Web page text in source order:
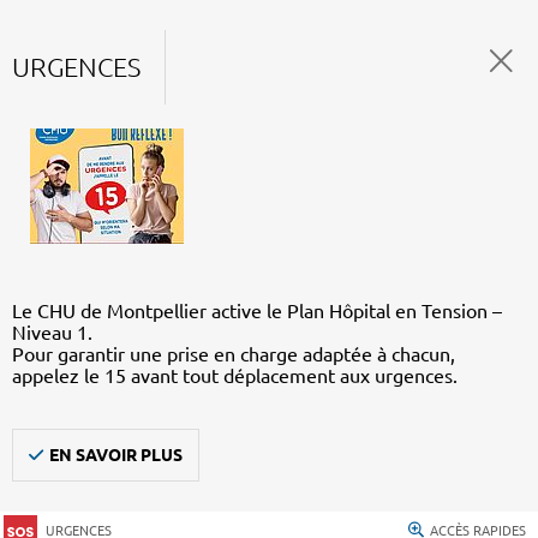
URGENCES
Le CHU de Montpellier active le Plan Hôpital en Tension –
Niveau 1.
Pour garantir une prise en charge adaptée à chacun,
appelez le 15 avant tout déplacement aux urgences.
EN SAVOIR PLUS
URGENCES ACCÈS RAPIDES